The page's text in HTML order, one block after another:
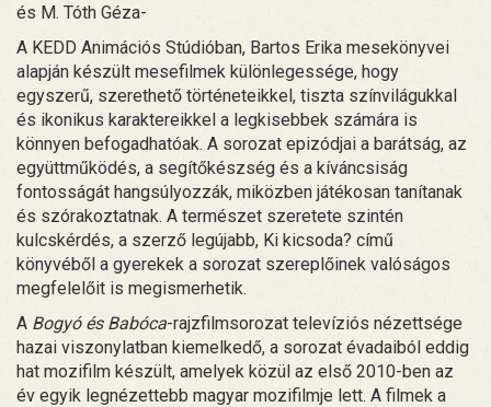
és M. Tóth Géza-
A KEDD Animációs Stúdióban, Bartos Erika mesekönyvei
alapján készült mesefilmek különlegessége, hogy
egyszerű, szerethető történeteikkel, tiszta színvilágukkal
és ikonikus karaktereikkel a legkisebbek számára is
könnyen befogadhatóak. A sorozat epizódjai a barátság, az
együttműködés, a segítőkészség és a kíváncsiság
fontosságát hangsúlyozzák, miközben játékosan tanítanak
és szórakoztatnak. A természet szeretete szintén
kulcskérdés, a szerző legújabb, Ki kicsoda? című
könyvéből a gyerekek a sorozat szereplőinek valóságos
megfelelőit is megismerhetik.
A Bogyó és Babóca-rajzfilmsorozat televíziós nézettsége
hazai viszonylatban kiemelkedő, a sorozat évadaiból eddig
hat mozifilm készült, amelyek közül az első 2010-ben az
év egyik legnézettebb magyar mozifilmje lett. A filmek a